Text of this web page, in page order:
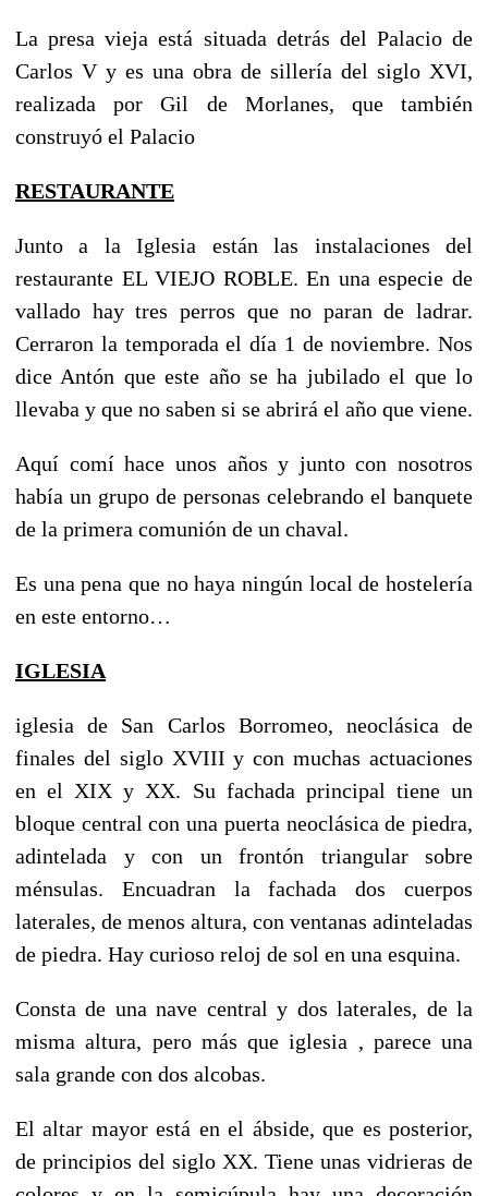
La presa vieja está situada detrás del Palacio de
Carlos V y es una obra de sillería del siglo XVI,
realizada por Gil de Morlanes, que también
construyó el Palacio
RESTAURANTE
Junto a la Iglesia están las instalaciones del
restaurante EL VIEJO ROBLE. En una especie de
vallado hay tres perros que no paran de ladrar.
Cerraron la temporada el día 1 de noviembre. Nos
dice Antón que este año se ha jubilado el que lo
llevaba y que no saben si se abrirá el año que viene.
Aquí comí hace unos años y junto con nosotros
había un grupo de personas celebrando el banquete
de la primera comunión de un chaval.
Es una pena que no haya ningún local de hostelería
en este entorno…
IGLESIA
iglesia de San Carlos Borromeo, neoclásica de
finales del siglo XVIII y con muchas actuaciones
en el XIX y XX. Su fachada principal tiene un
bloque central con una puerta neoclásica de piedra,
adintelada y con un frontón triangular sobre
ménsulas. Encuadran la fachada dos cuerpos
laterales, de menos altura, con ventanas adinteladas
de piedra. Hay curioso reloj de sol en una esquina.
Consta de una nave central y dos laterales, de la
misma altura, pero más que iglesia , parece una
sala grande con dos alcobas.
El altar mayor está en el ábside, que es posterior,
de principios del siglo XX. Tiene unas vidrieras de